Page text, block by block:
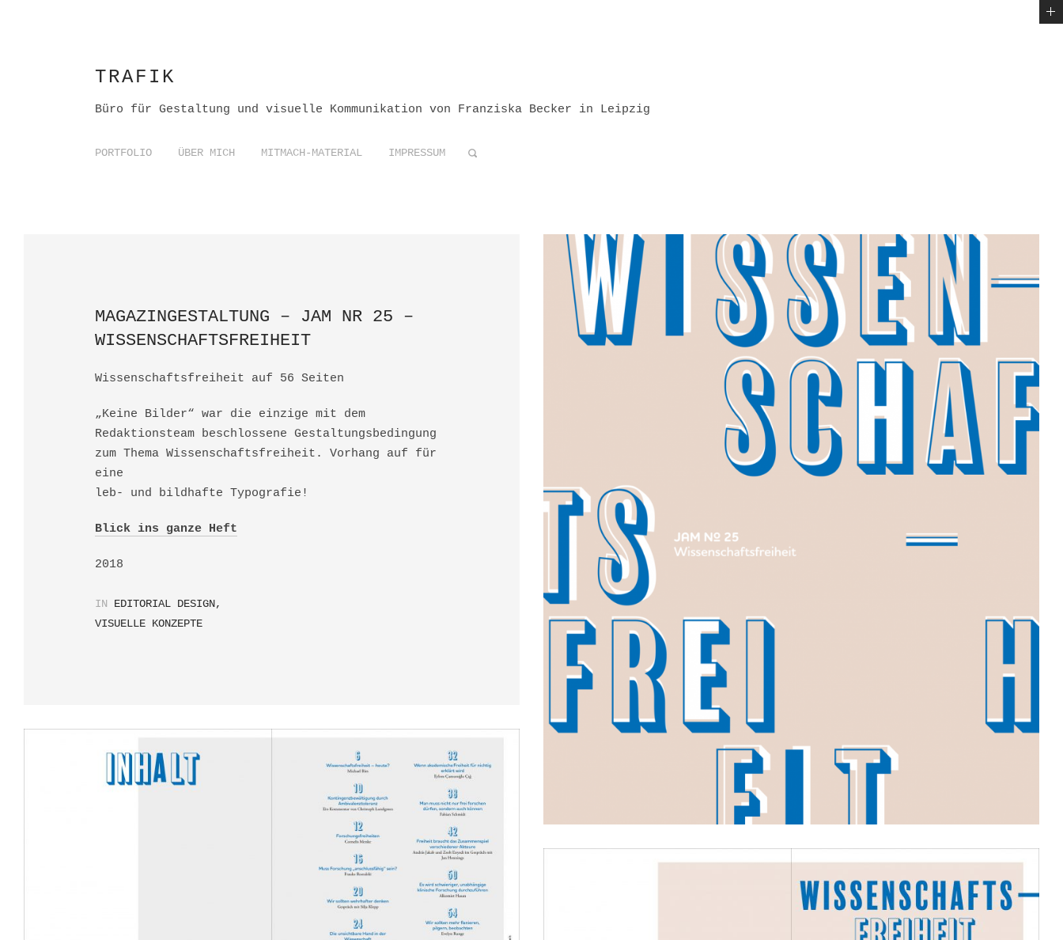
TRAFIK
Büro für Gestaltung und visuelle Kommunikation von Franziska Becker in Leipzig
PORTFOLIO ÜBER MICH MITMACH-MATERIAL IMPRESSUM
MAGAZINGESTALTUNG – JAM NR 25 –
WISSENSCHAFTSFREIHEIT
Wissenschaftsfreiheit auf 56 Seiten
„Keine Bilder“ war die einzige mit dem
Redaktionsteam beschlossene Gestaltungsbedingung
zum Thema Wissenschaftsfreiheit. Vorhang auf für
eine
leb- und bildhafte Typografie!
Blick ins ganze Heft
2018
IN EDITORIAL DESIGN,
VISUELLE KONZEPTE